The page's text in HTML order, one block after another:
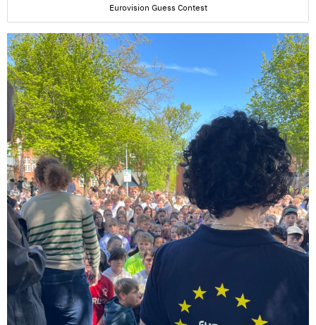
Eurovision Guess Contest